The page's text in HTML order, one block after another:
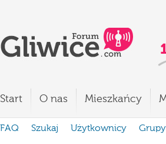
Start O nas Mieszkańcy
FAQ Szukaj Użytkownicy Grupy